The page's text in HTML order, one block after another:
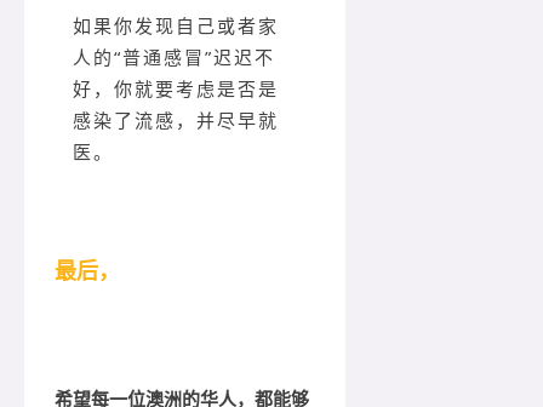
如果你发现自己或者家
人的“普通感冒”迟迟不
好，你就要考虑是否是
感染了流感，并尽早就
医。
最后，
希望每一位澳洲的华人，都能够